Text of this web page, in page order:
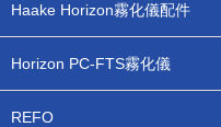
Haake Horizon霧化儀配件
Horizon PC-FTS霧化儀
REFO